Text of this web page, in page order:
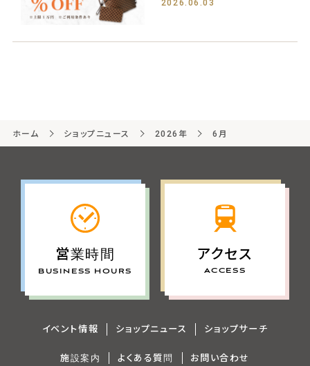
2026.06.03
ホーム ショップニュース 2026年 6月
営業時間
BUSINESS HOURS
アクセス
ACCESS
イベント情報 ショップニュース ショップサーチ
施設案内 よくある質問 お問い合わせ